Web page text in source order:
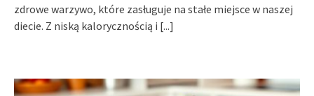
zdrowe warzywo, które zasługuje na stałe miejsce w naszej
diecie. Z niską kalorycznością i [...]